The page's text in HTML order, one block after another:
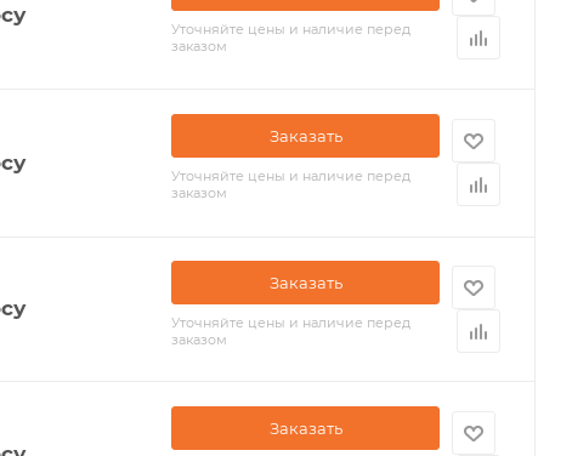
Уточняйте цены и наличие перед
заказом
Заказать
Уточняйте цены и наличие перед
заказом
Заказать
Уточняйте цены и наличие перед
заказом
Заказать